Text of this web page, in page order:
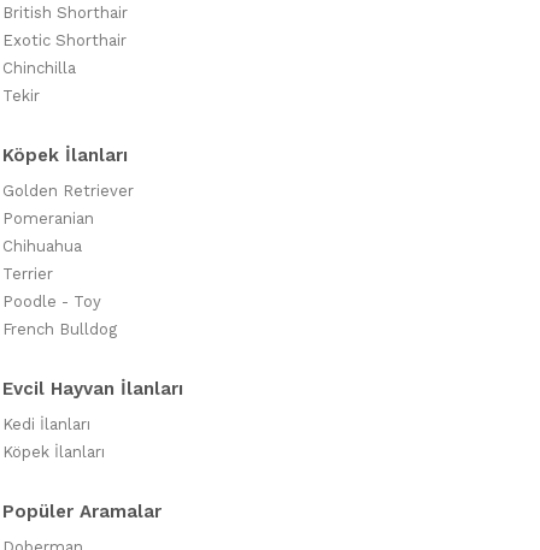
British Shorthair
Exotic Shorthair
Chinchilla
Tekir
Köpek İlanları
Golden Retriever
Pomeranian
Chihuahua
Terrier
Poodle - Toy
French Bulldog
Evcil Hayvan İlanları
Kedi İlanları
Köpek İlanları
Popüler Aramalar